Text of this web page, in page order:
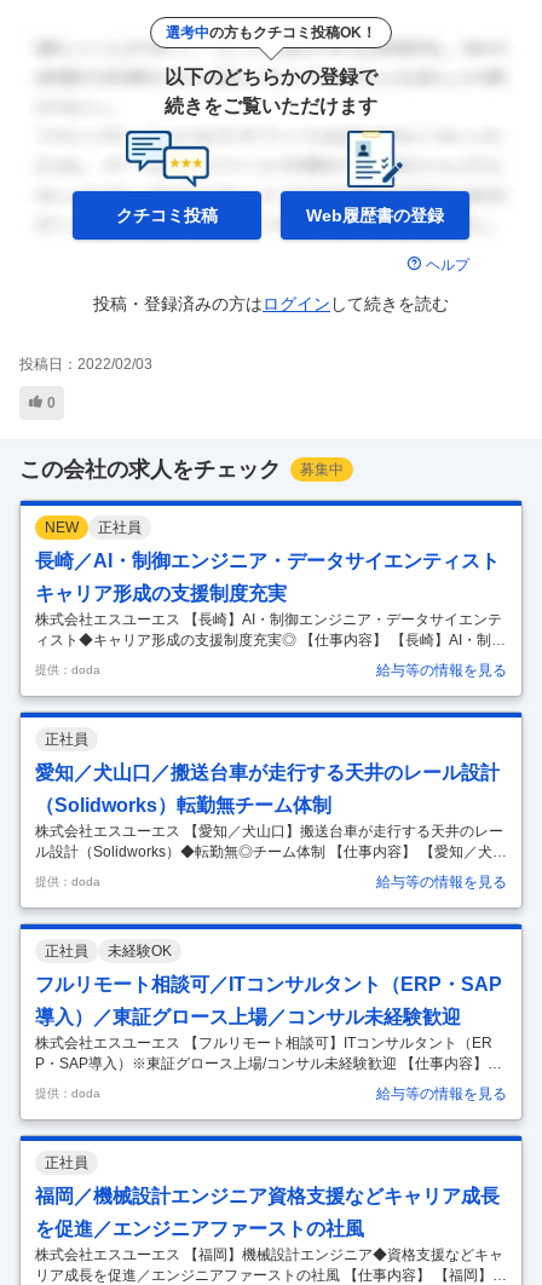
選考中の方もクチコミ投稿OK！
以下のどちらかの登録で
続きをご覧いただけます
クチコミ投稿 Web履歴書の登録
ヘルプ
投稿・登録済みの方はログイン して続きを読む
投稿日： 2022/02/03
0
この会社の求人をチェック 募集中
NEW 正社員
長崎／AI・制御エンジニア・データサイエンティスト
キャリア形成の支援制度充実
株式会社エスユーエス 【長崎】AI・制御エンジニア・データサイエンテ
ィスト◆キャリア形成の支援制度充実◎ 【仕事内容】 【長崎】AI・制御
エンジニア・データサイエンティスト◆キャリア形成の支援制度充実◎
【具体的な仕事内容】 ＜希望を最優先に案件アサイン！／生涯エンジニ
アとしてキャリアを応援する環境○＞ ■業務内容： 長崎県内の大手メー
カーでのAI・制御エンジニア及びデータサイエンティストの業務をお任
せいたします。 ＜業務詳細＞ （1）AI・制御エンジニア 自然言語処理や
画像処理技術などのAI技術を用いた施設の自動化の開発・実証 （2）デ
ータサイエンティスト 制御の高度化や予測制御に活用すべく
…
提供：doda 給与等の情報を見る
正社員
愛知／犬山口／搬送台車が走行する天井のレール設計
（Solidworks）転勤無チーム体制
株式会社エスユーエス 【愛知／犬山口】搬送台車が走行する天井のレー
ル設計（Solidworks）◆転勤無◎チーム体制 【仕事内容】 【愛知／犬山
口】搬送台車が走行する天井のレール設計（Solidworks）◆転勤無◎チ
ーム体制 【具体的な仕事内容】 ～AIやVR等、先端技術への研究開発に
も積極的に展開／注目を集めるグロース市場の成長企業～ ■業務内容：
・半導体搬送装置の天井搬送台車の設計業務をお任せします。 ■ポイン
ト： ・チーム体制あり。 ・既に当社の社員が多数就業している部署にな
ります。 ◆組織構成（名古屋拠点） ・名古屋オフィス所属のエンジニア
は約250名 （内訳：ITエンジニア5割、
…
提供：doda 給与等の情報を見る
正社員 未経験OK
フルリモート相談可／ITコンサルタント（ERP・SAP
導入）／東証グロース上場／コンサル未経験歓迎
株式会社エスユーエス 【フルリモート相談可】ITコンサルタント（ER
P・SAP導入）※東証グロース上場/コンサル未経験歓迎 【仕事内容】
【フルリモート相談可】ITコンサルタント（ERP・SAP導入）※東証グ
ロース上場/コンサル未経験歓迎 【具体的な仕事内容】 ◎上流工程から
参画できる案件多数！エンジニアとしてのご経験を活かし、ITコンサル
としてキャリアアップができます ◎教育体制が整っている環境でエンジ
ニアとしてのキャリアを築きたい方 ◎フルリモ相談可／残業平均15時間
程度／定着率96％ ◎東証グロース上場／請負案件も多数で選ばれ続ける
営業力が武器 ■業務内容 会計やロジスティック、人事とい…
提供：doda 給与等の情報を見る
正社員
福岡／機械設計エンジニア資格支援などキャリア成長
を促進／エンジニアファーストの社風
株式会社エスユーエス 【福岡】機械設計エンジニア◆資格支援などキャ
リア成長を促進／エンジニアファーストの社風 【仕事内容】 【福岡】機